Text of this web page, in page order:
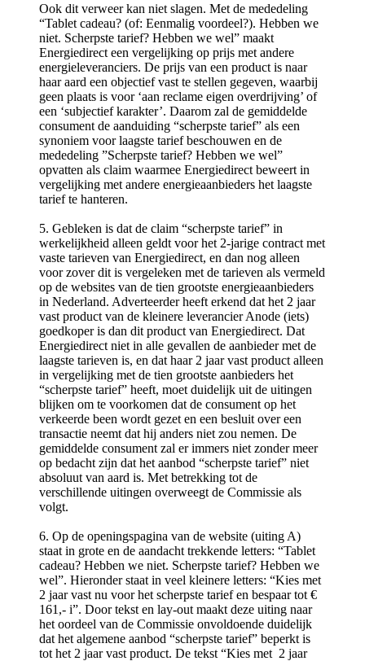
Ook dit verweer kan niet slagen. Met de mededeling
“Tablet cadeau? (of: Eenmalig voordeel?). Hebben we
niet. Scherpste tarief? Hebben we wel” maakt
Energiedirect een vergelijking op prijs met andere
energieleveranciers. De prijs van een product is naar
haar aard een objectief vast te stellen gegeven, waarbij
geen plaats is voor ‘aan reclame eigen overdrijving’ of
een ‘subjectief karakter’. Daarom zal de gemiddelde
consument de aanduiding “scherpste tarief” als een
synoniem voor laagste tarief beschouwen en de
mededeling ”Scherpste tarief? Hebben we wel”
opvatten als claim waarmee Energiedirect beweert in
vergelijking met andere energieaanbieders het laagste
tarief te hanteren.
5. Gebleken is dat de claim “scherpste tarief” in
werkelijkheid alleen geldt voor het 2-jarige contract met
vaste tarieven van Energiedirect, en dan nog alleen
voor zover dit is vergeleken met de tarieven als vermeld
op de websites van de tien grootste energieaanbieders
in Nederland. Adverteerder heeft erkend dat het 2 jaar
vast product van de kleinere leverancier Anode (iets)
goedkoper is dan dit product van Energiedirect. Dat
Energiedirect niet in alle gevallen de aanbieder met de
laagste tarieven is, en dat haar 2 jaar vast product alleen
in vergelijking met de tien grootste aanbieders het
“scherpste tarief” heeft, moet duidelijk uit de uitingen
blijken om te voorkomen dat de consument op het
verkeerde been wordt gezet en een besluit over een
transactie neemt dat hij anders niet zou nemen. De
gemiddelde consument zal er immers niet zonder meer
op bedacht zijn dat het aanbod “scherpste tarief” niet
absoluut van aard is. Met betrekking tot de
verschillende uitingen overweegt de Commissie als
volgt.
6. Op de openingspagina van de website (uiting A)
staat in grote en de aandacht trekkende letters: “Tablet
cadeau? Hebben we niet. Scherpste tarief? Hebben we
wel”. Hieronder staat in veel kleinere letters: “Kies met
2 jaar vast nu voor het scherpste tarief en bespaar tot €
161,- i”. Door tekst en lay-out maakt deze uiting naar
het oordeel van de Commissie onvoldoende duidelijk
dat het algemene aanbod “scherpste tarief” beperkt is
tot het 2 jaar vast product. De tekst “Kies met 2 jaar